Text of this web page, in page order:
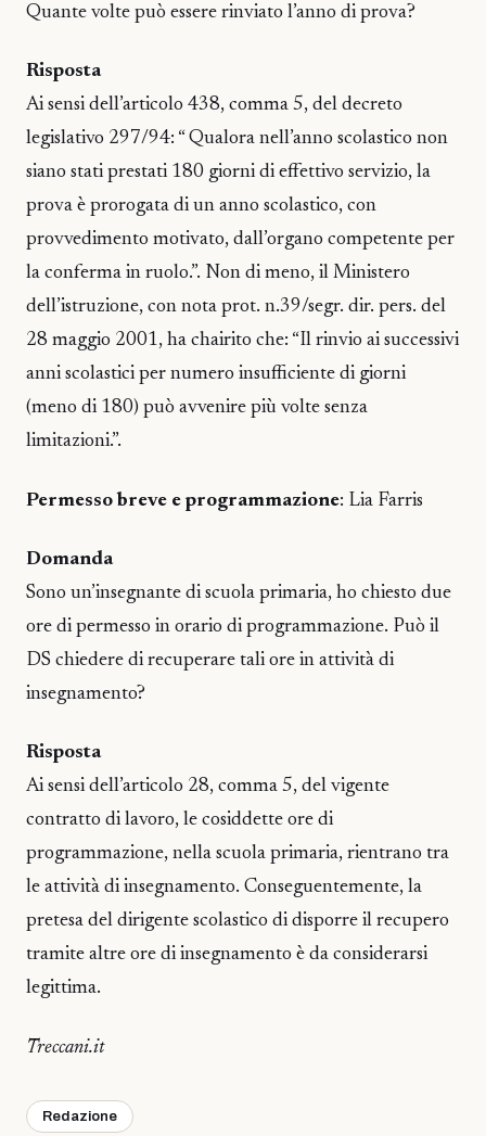
Quante volte può essere rinviato l’anno di prova?
Risposta
Ai sensi dell’articolo 438, comma 5, del decreto
legislativo 297/94: “ Qualora nell’anno scolastico non
siano stati prestati 180 giorni di effettivo servizio, la
prova è prorogata di un anno scolastico, con
provvedimento motivato, dall’organo competente per
la conferma in ruolo.”. Non di meno, il Ministero
dell’istruzione, con nota prot. n.39/segr. dir. pers. del
28 maggio 2001, ha chairito che: “Il rinvio ai successivi
anni scolastici per numero insufficiente di giorni
(meno di 180) può avvenire più volte senza
limitazioni.”.
Permesso breve e programmazione: Lia Farris
Domanda
Sono un’insegnante di scuola primaria, ho chiesto due
ore di permesso in orario di programmazione. Può il
DS chiedere di recuperare tali ore in attività di
insegnamento?
Risposta
Ai sensi dell’articolo 28, comma 5, del vigente
contratto di lavoro, le cosiddette ore di
programmazione, nella scuola primaria, rientrano tra
le attività di insegnamento. Conseguentemente, la
pretesa del dirigente scolastico di disporre il recupero
tramite altre ore di insegnamento è da considerarsi
legittima.
Treccani.it
Redazione